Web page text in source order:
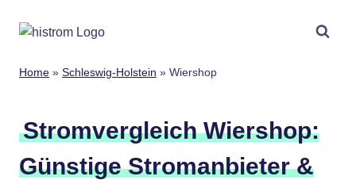
Inhalt
Home » Schleswig-Holstein » Wiershop
Stromvergleich Wiershop:
Günstige Stromanbieter &